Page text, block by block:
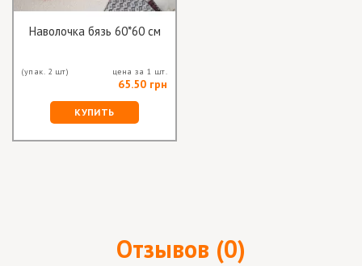
Наволочка бязь 60*60 см
(упак. 2 шт) цена за 1 шт.
65.50 грн
КУПИТЬ
Отзывов (0)